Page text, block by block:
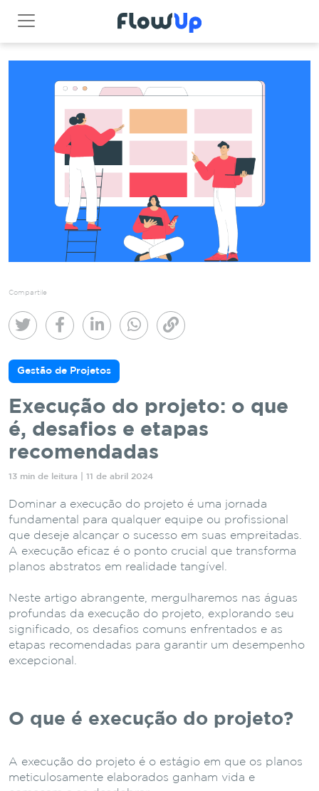
Compartile
Gestão de Projetos
Execução do projeto: o que
é, desafios e etapas
recomendadas
13 min de leitura | 11 de abril 2024
Dominar a execução do projeto é uma jornada
fundamental para qualquer equipe ou profissional
que deseje alcançar o sucesso em suas empreitadas.
A execução eficaz é o ponto crucial que transforma
planos abstratos em realidade tangível.
Neste artigo abrangente, mergulharemos nas águas
profundas da execução do projeto, explorando seu
significado, os desafios comuns enfrentados e as
etapas recomendadas para garantir um desempenho
excepcional.
O que é execução do projeto?
A execução do projeto é o estágio em que os planos
meticulosamente elaborados ganham vida e